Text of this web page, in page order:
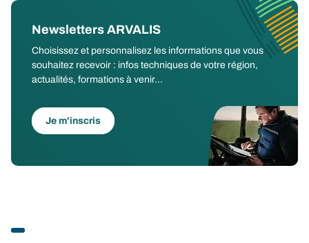
Newsletters ARVALIS
Choisissez et personnalisez les informations que vous
souhaitez recevoir : infos techniques de votre région,
actualités, formations à venir...
Je m'inscris